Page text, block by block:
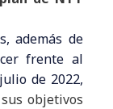
además de
frente al
de 2022,
objetivos